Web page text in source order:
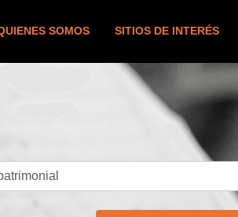
SOMOS SITIOS DE INTERÉS